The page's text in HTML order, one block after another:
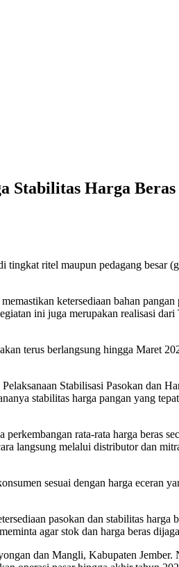
Stabilitas Harga Beras
ritel maupun pedagang besar
ketersediaan bahan
ini juga merupakan realisasi
terus berlangsung hingga Maret
Stabilisasi Pasokan dan
stabilitas harga pangan yang
rata-rata harga beras
langsung melalui distributor dan
sesuai dengan harga eceran
pasokan dan stabilitas harga
agar stok dan harga beras
dan Mangli, Kabupaten